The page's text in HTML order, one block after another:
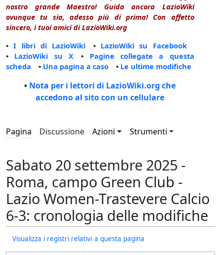
nostro grande Maestro! Guida ancora LazioWiki
ovunque tu sia, adesso più di prima! Con affetto
sincero, i tuoi amici di LazioWiki.org
•I libri di LazioWiki • LazioWiki su Facebook
• LazioWiki su X • Pagine collegate a questa
scheda • Una pagina a caso • Le ultime modifiche
• Nota per i lettori di LazioWiki.org che
accedono al sito con un cellulare
Pagina Discussione Azioni Strumenti
Sabato 20 settembre 2025 -
Roma, campo Green Club -
Lazio Women-Trastevere Calcio
6-3: cronologia delle modifiche
Visualizza i registri relativi a questa pagina